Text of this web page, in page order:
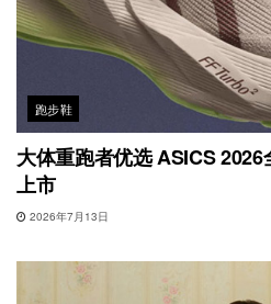
跑步鞋
大体重跑者优选 ASICS
上市
2026年7月13日